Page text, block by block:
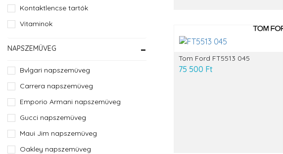
Kontaktlencse tartók
Vitaminok
NAPSZEMÜVEG
Bvlgari napszemüveg
Carrera napszemüveg
Emporio Armani napszemüveg
Gucci napszemüveg
Maui Jim napszemüveg
Oakley napszemüveg
Tom Ford FT5513 045
75 500 Ft